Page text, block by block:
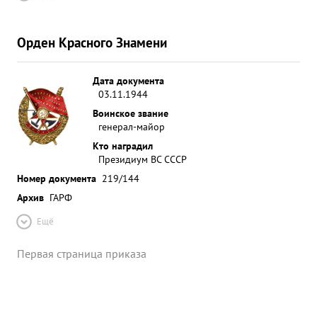
Орден Красного Знамени
Дата документа
03.11.1944
Воинское звание
генерал-майор
Кто наградил
Президиум ВС СССР
Номер документа 219/144
Архив ГАРФ
Ещё
Первая страница приказа